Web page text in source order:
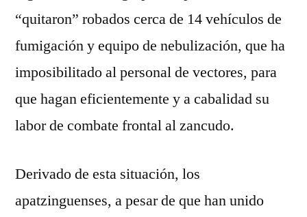
“quitaron” robados cerca de 14 vehículos de
fumigación y equipo de nebulización, que ha
imposibilitado al personal de vectores, para
que hagan eficientemente y a cabalidad su
labor de combate frontal al zancudo.
Derivado de esta situación, los
apatzinguenses, a pesar de que han unido